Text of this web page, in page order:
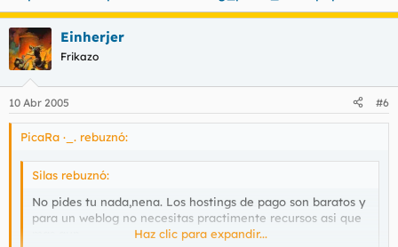
Einherjer
Frikazo
10 Abr 2005 #6
PicaRa ·_. rebuznó:
Silas rebuznó:
No pides tu nada,nena. Los hostings de pago son baratos y
para un weblog no necesitas practimente recursos asi que
Haz clic para expandir...